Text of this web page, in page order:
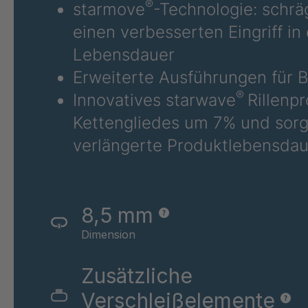
F
STP 222 887
F
STP 160 877 F
STP 214 899 F
starmove®-Technologie:
einen verbesserten Eingriff
Lebensdauer
Erweiterte Ausführungen für
Innovatives starwave®
Kettengliedes um 7% und
verlängerte
8,5 mm
Dimension
Zusätzliche
Verschleißelemente